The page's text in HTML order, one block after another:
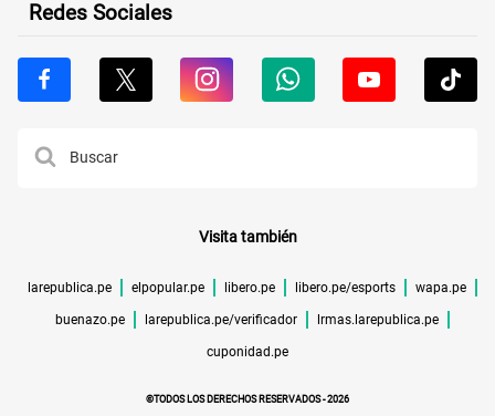
Redes Sociales
Visita también
larepublica.pe elpopular.pe libero.pe libero.pe/esports wapa.pe
buenazo.pe larepublica.pe/verificador lrmas.larepublica.pe
cuponidad.pe
©TODOS LOS DERECHOS RESERVADOS -2026